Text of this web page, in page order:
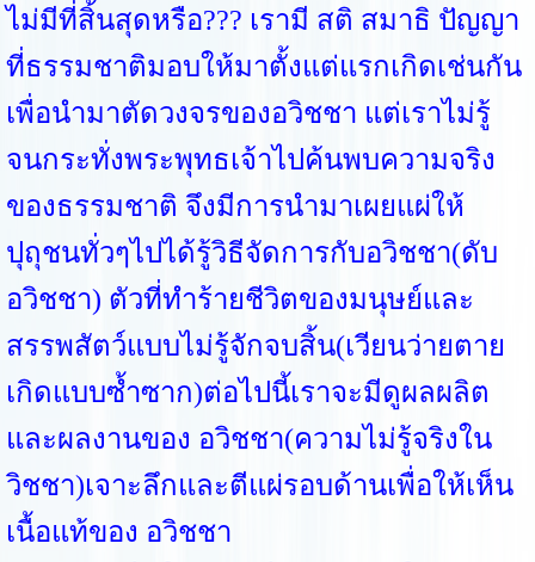
ไม่มีที่สิ้นสุดหรือ??? เรามี สติ สมาธิ ปัญญา
ที่ธรรมชาติมอบให้มาตั้งแต่แรกเกิดเช่นกัน
เพื่อนำมาตัดวงจรของอวิชชา แต่เราไม่รู้
จนกระทั่งพระพุทธเจ้าไปค้นพบความจริง
ของธรรมชาติ จึงมีการนำมาเผยแผ่ให้
ปุถุชนทั่วๆไปได้รู้วิธีจัดการกับอวิชชา(ดับ
อวิชชา) ตัวที่ทำร้ายชีวิตของมนุษย์และ
สรรพสัตว์แบบไม่รู้จักจบสิ้น(เวียนว่ายตาย
เกิดแบบซ้ำซาก)ต่อไปนี้เราจะมีดูผลผลิต
และผลงานของ อวิชชา(ความไม่รู้จริงใน
วิชชา)เจาะลึกและตีแผ่รอบด้านเพื่อให้เห็น
เนื้อแท้ของ อวิชชา